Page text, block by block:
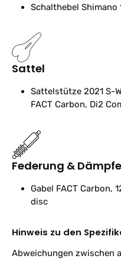
Schalthebel Shimano
Sattel
Sattelstütze 2021 S-
FACT Carbon, Di2
Federung &
Gabel FACT Carbon,
disc
Hinweis zu den
Abweichungen zwischen